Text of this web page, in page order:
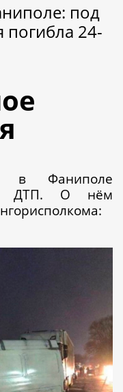
под
погибла 24-
в Фаниполе
ДТП. О нём